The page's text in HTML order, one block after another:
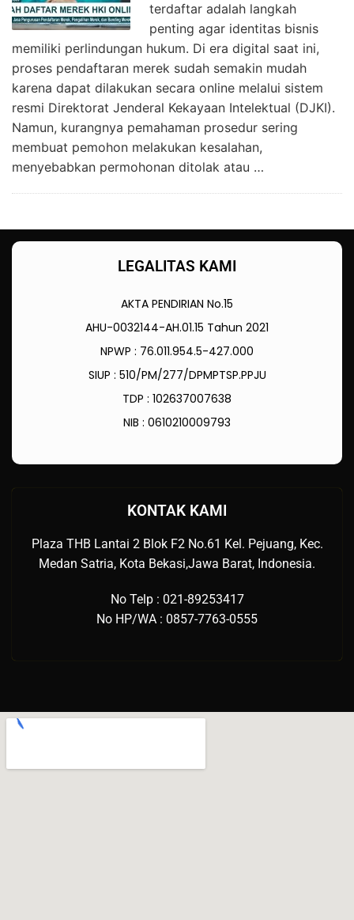
terdaftar adalah langkah
penting agar identitas bisnis
memiliki perlindungan hukum. Di era digital saat ini,
proses pendaftaran merek sudah semakin mudah
karena dapat dilakukan secara online melalui sistem
resmi Direktorat Jenderal Kekayaan Intelektual (DJKI).
Namun, kurangnya pemahaman prosedur sering
membuat pemohon melakukan kesalahan,
menyebabkan permohonan ditolak atau …
LEGALITAS KAMI
AKTA PENDIRIAN No.15
AHU-0032144-AH.01.15 Tahun 2021
NPWP : 76.011.954.5-427.000
SIUP : 510/PM/277/DPMPTSP.PPJU
TDP : 102637007638
NIB : 0610210009793
KONTAK KAMI
Plaza THB Lantai 2 Blok F2 No.61 Kel. Pejuang, Kec.
Medan Satria, Kota Bekasi,Jawa Barat, Indonesia.
No Telp : 021-89253417
No HP/WA : 0857-7763-0555